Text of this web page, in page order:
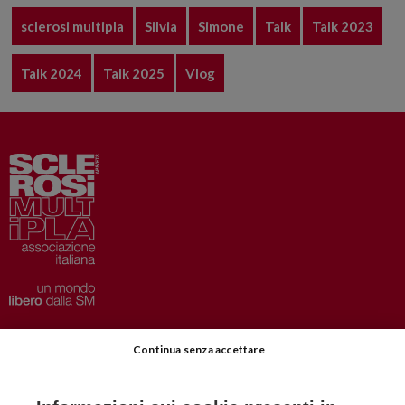
sclerosi multipla Silvia Simone Talk Talk 2023
Talk 2024 Talk 2025 Vlog
Privacy–Disclaimer
Continua senza accettare